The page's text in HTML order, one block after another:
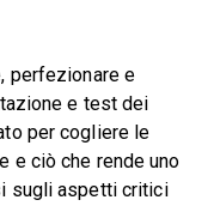
perfezionare e
e test dei
per cogliere le
e ciò che rende uno
sugli aspetti critici